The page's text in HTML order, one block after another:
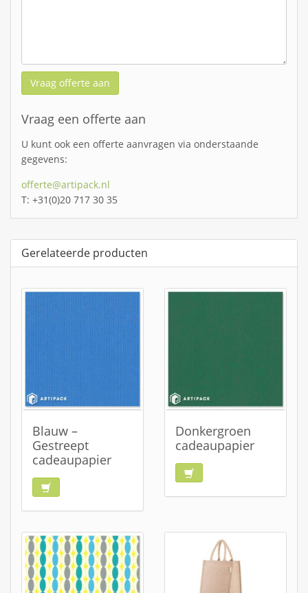
Vraag offerte aan
Vraag een offerte aan
U kunt ook een offerte aanvragen via onderstaande
gegevens:
offerte@artipack.nl
T: +31(0)20 717 30 35
Gerelateerde producten
Blauw –
Gestreept
cadeaupapier
Donkergroen
cadeaupapier